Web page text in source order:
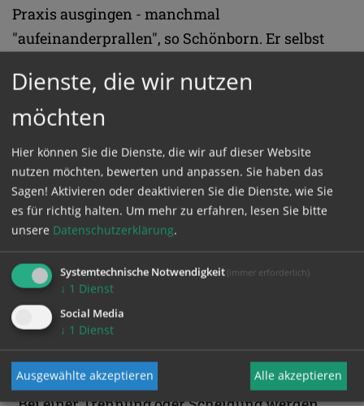
Praxis ausgingen - manchmal
"aufeinanderprallen", so Schönborn. Er selbst
gemeinsamer Weg gefunden werde.
und pastoral verantwortbaren Lösung" für
wiederverheiratete Geschiedene hat Bischof
Benno Elbs, signalisiert. Er persönlich hoffe auf
eine Einzelfall-Regelung, bei der man die
jeweilige Situation des Paares bzw. der Familie
genau ansehe und konkrete Wege der
Versöhnung anstrebe, so der zweite an der
Synode teilnehmende katholische Bischof aus
Österreich in einem Interview mit katholisch.de.
Dienste, die wir nutzen
möchten
Hier können Sie die Dienste, die wir auf dieser Website
nutzen möchten, bewerten und anpassen. Sie haben das
Sagen! Aktivieren oder deaktivieren Sie die Dienste, wie Sie
es für richtig halten. Um mehr zu erfahren, lesen Sie bitte
unsere Datenschutzerklärung.
Systemtechnische Notwendigkeit (immer erforderlich)
↓ 1 Dienst
Social Media
↓ 1 Dienst
Ausgewählte akzeptieren Alle akzeptieren